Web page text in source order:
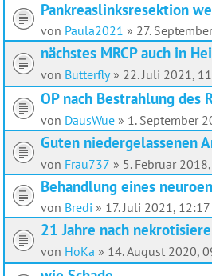
Pankreaslinksresektion
von Paula2021 » 27.
nächstes MRCP auch in
von Butterfly» 22. Juli 2021,
OP nach Bestrahlung des
von DausWue » 1. September
Guten niedergelassenen
von Frau737 » 5. Februar
Behandlung eines
von Bredi » 17. Juli 2021, 12:17
21 Jahre nach
von HoKa » 14. August 2020,